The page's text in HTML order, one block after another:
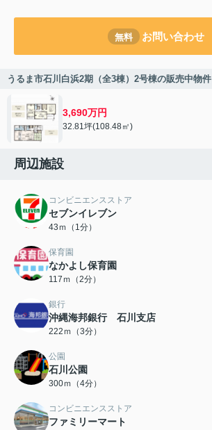
無料 お問い合わせ
うるま市石川白浜2期（全3棟）2号棟の販売中物件
3,690万円
32.81坪(108.48㎡)
周辺施設
コンビニエンスストア
セブンイレブン
43ｍ（1分）
保育園
なかよし保育園
117ｍ（2分）
銀行
沖縄海邦銀行 石川支店
222ｍ（3分）
公園
石川公園
300ｍ（4分）
コンビニエンスストア
ファミリーマート